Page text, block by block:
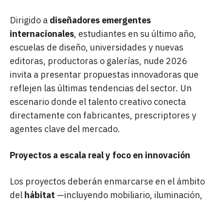
Dirigido a diseñadores emergentes
internacionales, estudiantes en su último año,
escuelas de diseño, universidades y nuevas
editoras, productoras o galerías, nude 2026
invita a presentar propuestas innovadoras que
reflejen las últimas tendencias del sector. Un
escenario donde el talento creativo conecta
directamente con fabricantes, prescriptores y
agentes clave del mercado.
Proyectos a escala real y foco en innovación
Los proyectos deberán enmarcarse en el ámbito
del hábitat —incluyendo mobiliario, iluminación,